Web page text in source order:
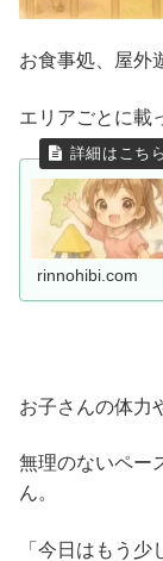
お食事処、屋外
エリアごとに載
rinnohibi.com
お子さんの体力
無理のないペー
ん。
「今日はもう少